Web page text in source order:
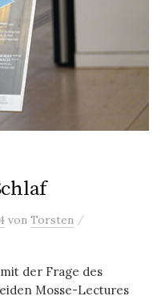
von Torsten /
der Frage des
Mosse-Lectures